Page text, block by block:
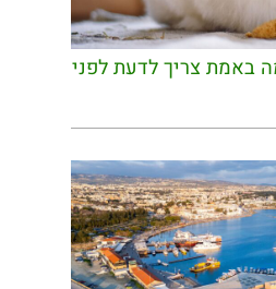
באמת צריך לדעת לפני